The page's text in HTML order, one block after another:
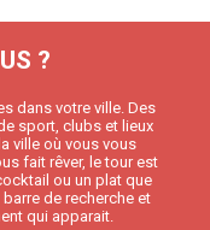
?
dans votre ville. Des
sport, clubs et lieux
ville où vous vous
fait rêver, le tour est
ou un plat que
de recherche et
qui apparait.